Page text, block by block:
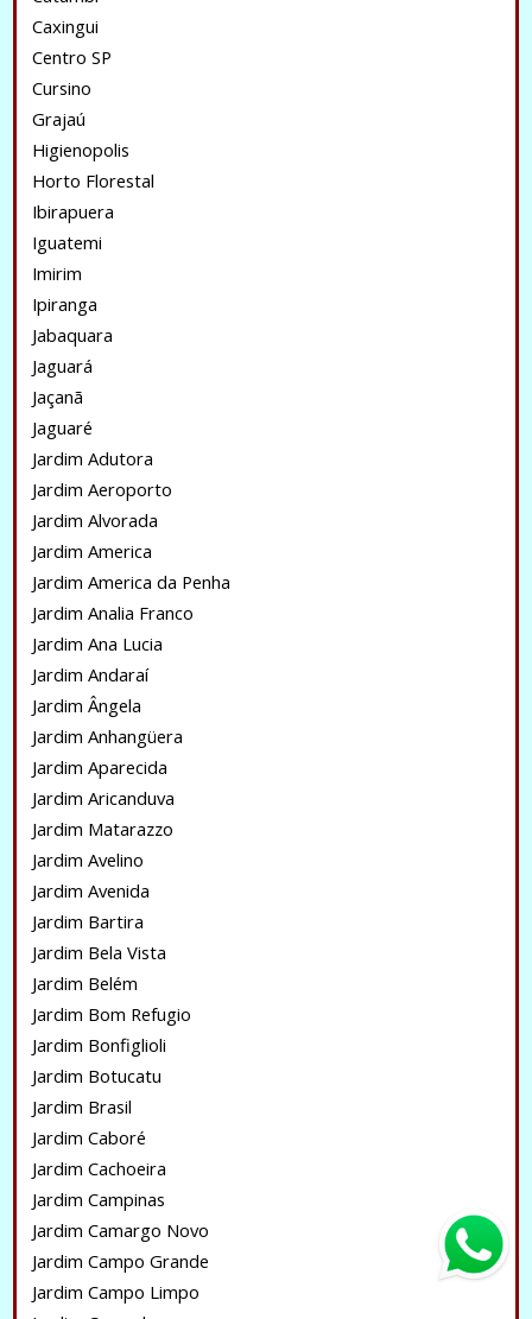
Caxingui
Centro SP
Cursino
Grajaú
Higienopolis
Horto Florestal
Ibirapuera
Iguatemi
Imirim
Ipiranga
Jabaquara
Jaguará
Jaçanã
Jaguaré
Jardim Adutora
Jardim Aeroporto
Jardim Alvorada
Jardim America
Jardim America da Penha
Jardim Analia Franco
Jardim Ana Lucia
Jardim Andaraí
Jardim Ângela
Jardim Anhangüera
Jardim Aparecida
Jardim Aricanduva
Jardim Matarazzo
Jardim Avelino
Jardim Avenida
Jardim Bartira
Jardim Bela Vista
Jardim Belém
Jardim Bom Refugio
Jardim Bonfiglioli
Jardim Botucatu
Jardim Brasil
Jardim Caboré
Jardim Cachoeira
Jardim Campinas
Jardim Camargo Novo
Jardim Campo Grande
Jardim Campo Limpo